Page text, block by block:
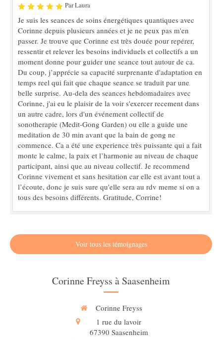
Par Laura
Je suis les seances de soins énergétiques quantiques avec
Corinne depuis plusieurs années et je ne peux pas m'en
passer. Je trouve que Corinne est très douée pour repérer,
ressentir et relever les besoins individuels et collectifs a un
moment donne pour guider une seance tout autour de ca.
Du coup, j’apprécie sa capacité surprenante d'adaptation en
temps reel qui fait que chaque seance se traduit par une
belle surprise. Au-dela des seances hebdomadaires avec
Corinne, j'ai eu le plaisir de la voir s'exercer recement dans
un autre cadre, lors d'un événement collectif de
sonotherapie (Medit-Gong Garden) ou elle a guide une
meditation de 30 min avant que la bain de gong ne
commence. Ca a été une experience très puissante qui a fait
monte le calme, la paix et l’harmonie au niveau de chaque
participant, ainsi que au niveau collectif. Je recommend
Corinne vivement et sans hesitation car elle est avant tout a
l’écoute, donc je suis sure qu'elle sera au rdv meme si on a
tous des besoins différents. Gratitude, Corrine!
Voir tous les témoignages
Corinne Freyss à Saasenheim
Corinne Freyss
1 rue du lavoir
67390 Saasenheim